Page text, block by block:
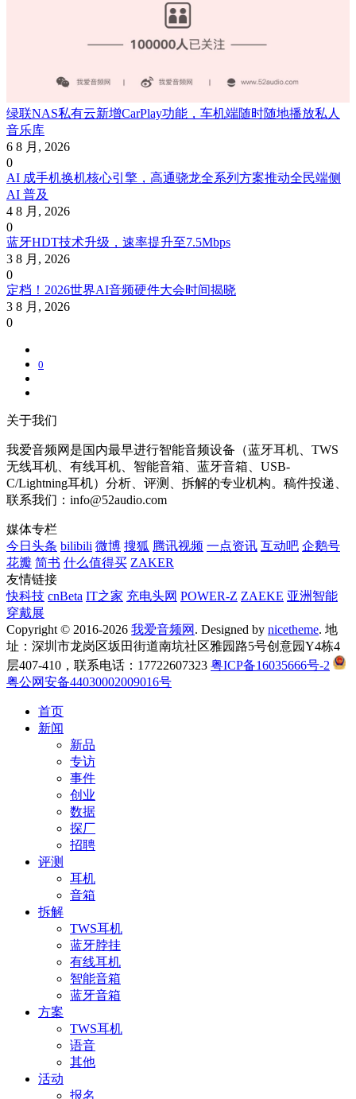
绿联NAS私有云新增CarPlay功能，车机端随时随地播放私人
音乐库
6 8 月, 2026
0
AI 成手机换机核心引擎，高通骁龙全系列方案推动全民端侧
AI 普及
4 8 月, 2026
0
蓝牙HDT技术升级，速率提升至7.5Mbps
3 8 月, 2026
0
定档！2026世界AI音频硬件大会时间揭晓
3 8 月, 2026
0
0
关于我们
我爱音频网是国内最早进行智能音频设备（蓝牙耳机、TWS
无线耳机、有线耳机、智能音箱、蓝牙音箱、USB-
C/Lightning耳机）分析、评测、拆解的专业机构。稿件投递、
联系我们：info@52audio.com
媒体专栏
今日头条 bilibili 微博 搜狐 腾讯视频 一点资讯 互动吧 企鹅号
花瓣 简书 什么值得买 ZAKER
友情链接
快科技 cnBeta IT之家 充电头网 POWER-Z ZAEKE 亚洲智能
穿戴展
Copyright © 2016-2026 我爱音频网 . Designed by nicetheme. 地
址：深圳市龙岗区坂田街道南坑社区雅园路5号创意园Y4栋4
层407-410，联系电话：17722607323 粤ICP备16035666号-2
粤公网安备44030002009016号
首页
新闻
新品
专访
事件
创业
数据
探厂
招聘
评测
耳机
音箱
拆解
TWS耳机
蓝牙脖挂
有线耳机
智能音箱
蓝牙音箱
方案
TWS耳机
语音
其他
活动
报名